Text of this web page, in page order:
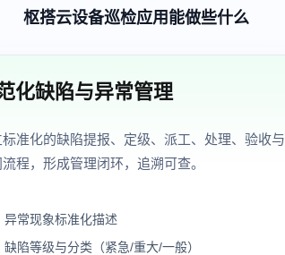
枢搭云设备巡检应用能做些什么
化缺陷与异常管理
标准化的缺陷提报、定级、派工、处理、验收与
程，形成管理闭环，追溯可查。
异常现象标准化描述
缺陷等级与分类（紧急/重大/一般）